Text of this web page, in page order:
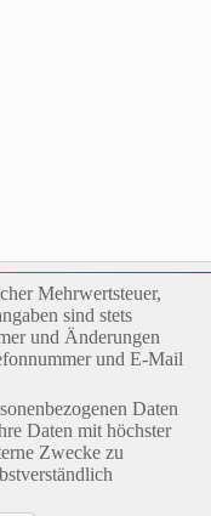
Mehrwertsteuer,
sind stets
und Änderungen
und E-Mail
Daten
Daten mit höchster
Zwecke zu